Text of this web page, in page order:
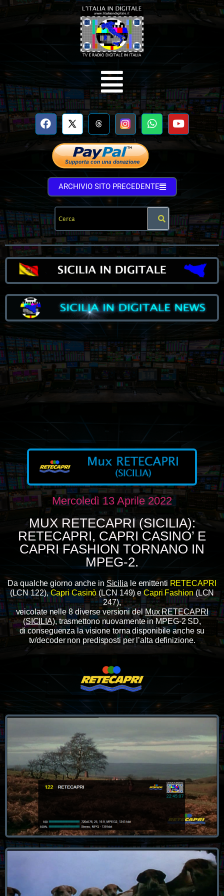
ARCHIVIO SITO PRECEDENTE
Mercoledì 13 Aprile 2022
MUX RETECAPRI (SICILIA):
RETECAPRI, CAPRI CASINO’ E
CAPRI FASHION TORNANO IN
MPEG-2.
Da qualche giorno anche in Sicilia le emittenti RETECAPRI
(LCN 122),Capri Casinò(LCN 149) eCapri Fashion(LCN
247),
veicolate nelle 8 diverse versioni delMux RETECAPRI
(SICILIA), trasmettono nuovamente inMPEG-2 SD,
di conseguenza la visione torna disponibile anche su
tv/decoder non predisposti per l’alta definizione.